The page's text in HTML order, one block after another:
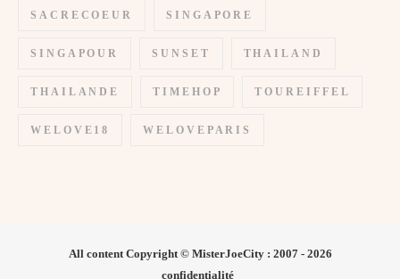
SACRECOEUR SINGAPORE
SINGAPOUR SUNSET THAILAND
THAILANDE TIMEHOP TOUREIFFEL
WELOVE18 WELOVEPARIS
All content Copyright © MisterJoeCity : 2007 - 2026
confidentialité